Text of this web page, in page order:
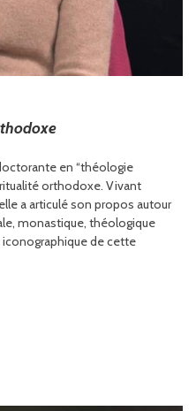
en “théologie
orthodoxe. Vivant
a articulé son propos autour
monastique, théologique
iconographique de cette